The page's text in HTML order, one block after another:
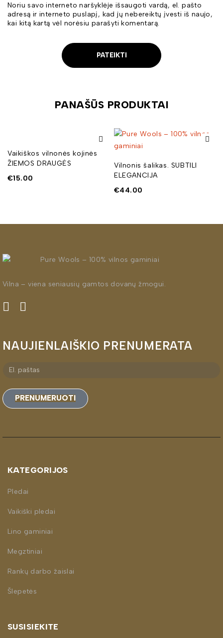
Noriu savo interneto naršyklėje išsaugoti vardą, el. pašto
adresą ir interneto puslapį, kad jų nebereiktų įvesti iš naujo,
kai kitą kartą vėl norėsiu parašyti komentarą.
PANAŠŪS PRODUKTAI
Vaikiškos vilnonės kojinės
ŽIEMOS DRAUGĖS
€15.00
Vilnonis šalikas. SUBTILI
ELEGANCIJA
€44.00
Vilna – viena seniausių gamtos dovanų žmogui.
NAUJIENLAIŠKIO PRENUMERATA
PRENUMERUOTI
KATEGORIJOS
Pledai
Vaikiški pledai
Lino gaminiai
Megztiniai
Rankų darbo žaislai
Šlepetės
SUSISIEKITE